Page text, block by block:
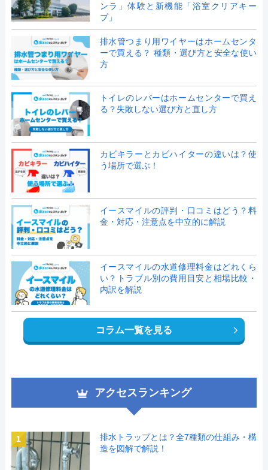
ンラ」体験と新機能「浴室クリアキー
プ」
排水管つまり用ワイヤーはホームセンタ
ーで買える？ 種類・選び方と安全な使い
方
トイレのレバーはホームセンターで買え
る？失敗しない選び方と直し方
カビキラーとカビハイターの違いは？使
う場所で選ぶ！
イースマイルの評判・口コミはどう？料
金・対応・注意点を中立的に解説
イースマイルの水道修理料金はどれくら
い？トラブル別の費用目安と相場比較・
内訳を解説
コラム一覧を見る
アクセスランキング
1
排水トラップとは？全7種類の仕組み・構
造を図解で解説！